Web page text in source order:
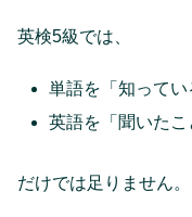
英検5級では、
単語を「知ってい
英語を「聞いたこ
だけでは足りません。